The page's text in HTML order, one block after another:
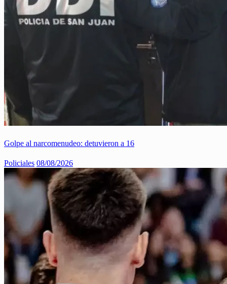
Golpe al narcomenudeo: detuvieron a 16
Policiales 08/08/2026